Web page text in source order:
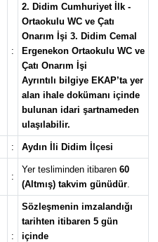
:
2. Didim Cumhuriyet İlk -
Ortaokulu WC ve Çatı
Onarım İşi 3. Didim Cemal
Ergenekon Ortaokulu WC ve
Çatı Onarım İşi
Ayrıntılı bilgiye EKAP’ta yer
alan ihale dokümanı içinde
bulunan idari şartnameden
ulaşılabilir.
: Aydın İli Didim İlçesi
:
Yer tesliminden itibaren 60
(Altmış) takvim günüdür.
:
Sözleşmenin imzalandığı
tarihten itibaren 5 gün
içinde